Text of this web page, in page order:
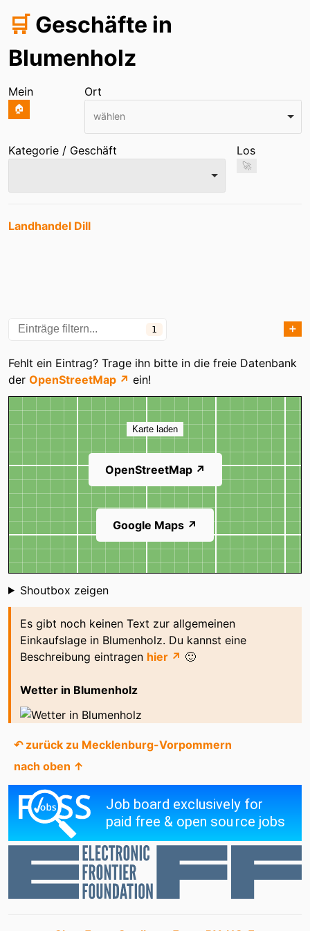
🛒 Geschäfte in
Blumenholz
Mein
🏠
Ort
wählen
Kategorie / Geschäft Los
🚀
Einträge
Landhandel Dill
1 ➕
Kategorien
Fehlt ein Eintrag? Trage ihn bitte in die freie Datenbank
der OpenStreetMap ↗ ein!
Karte
Karte laden
OpenStreetMap ↗
Google Maps ↗
Shoutbox
Shoutbox zeigen
Es gibt noch keinen Text zur allgemeinen
Einkaufslage in Blumenholz. Du kannst eine
Beschreibung eintragen hier ↗ 🙂
Wetter in Blumenholz
↶ zurück zu Mecklenburg-Vorpommern
nach oben ↑